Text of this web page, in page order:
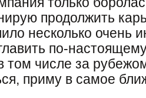
продолжить
несколько очень
по-
том числе за
приму в самое